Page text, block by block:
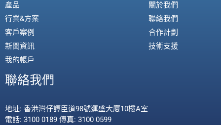
產品
行業&方案
客戶案例
新聞資訊
我的帳戶
關於我們
聯絡我們
合作計劃
技術支援
聯絡我們
地址: 香港灣仔譚臣道98號運盛大廈10樓A室
電話: 3100 0189 傳真: 3100 0599